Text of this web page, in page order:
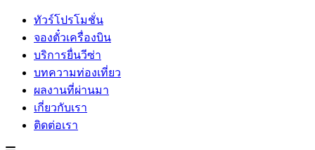
ทัวร์โปรโมชั่น
จองตั๋วเครื่องบิน
บริการยื่นวีซ่า
บทความท่องเที่ยว
ผลงานที่ผ่านมา
เกี่ยวกับเรา
ติดต่อเรา